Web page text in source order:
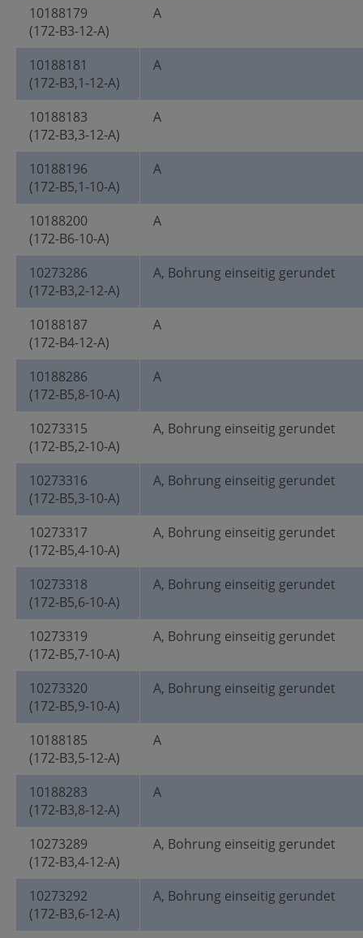
10188179
(172-B3-12-A)
A
10188181
(172-B3,1-12-A)
A
10188183
(172-B3,3-12-A)
A
10188196
(172-B5,1-10-A)
A
10188200
(172-B6-10-A)
A
10273286
(172-B3,2-12-A)
A, Bohrung einseitig gerundet
10188187
(172-B4-12-A)
A
10188286
(172-B5,8-10-A)
A
10273315
(172-B5,2-10-A)
A, Bohrung einseitig gerundet
10273316
(172-B5,3-10-A)
A, Bohrung einseitig gerundet
10273317
(172-B5,4-10-A)
A, Bohrung einseitig gerundet
10273318
(172-B5,6-10-A)
A, Bohrung einseitig gerundet
10273319
(172-B5,7-10-A)
A, Bohrung einseitig gerundet
10273320
(172-B5,9-10-A)
A, Bohrung einseitig gerundet
10188185
(172-B3,5-12-A)
A
10188283
(172-B3,8-12-A)
A
10273289
(172-B3,4-12-A)
A, Bohrung einseitig gerundet
10273292
(172-B3,6-12-A)
A, Bohrung einseitig gerundet